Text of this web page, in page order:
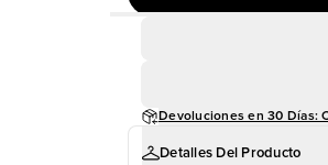
Devoluciones en 30 Días:
Detalles Del Producto